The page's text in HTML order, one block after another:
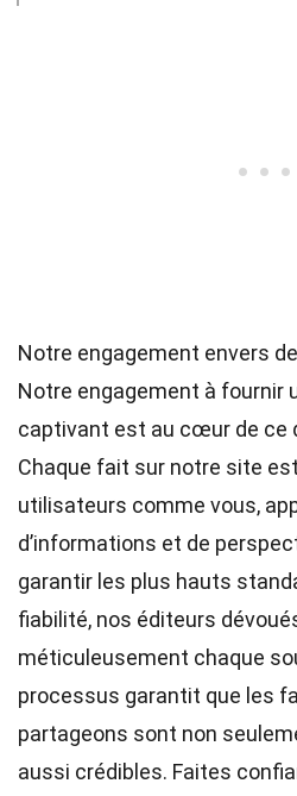
Notre engagement envers
Notre engagement à fournir
captivant est au cœur de ce
Chaque fait sur notre site
utilisateurs comme vous,
d’informations et de
garantir les plus hauts
fiabilité, nos éditeurs
méticuleusement chaque
processus garantit que les
partageons sont non
aussi crédibles. Faites